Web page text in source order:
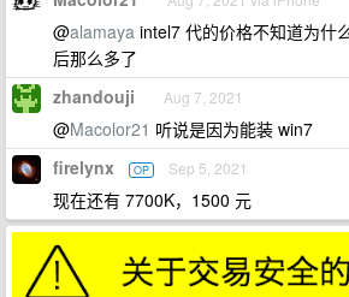
@alamaya intel7 代的价格不知道为什
后那么多了
zhandouji Aug 7, 2021
@Macolor21 听说是因为能装 win7
firelynx OP Sep 5, 2021
现在还有 7700K，1500 元